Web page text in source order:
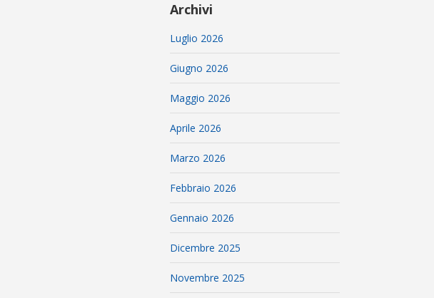
Archivi
Luglio 2026
Giugno 2026
Maggio 2026
Aprile 2026
Marzo 2026
Febbraio 2026
Gennaio 2026
Dicembre 2025
Novembre 2025